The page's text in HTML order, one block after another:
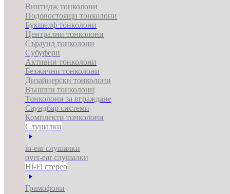
Винтидж тонколони
Подовостоящи тонколони
Букшелф тонколони
Централни тонколони
Съраунд тонколони
Субуфери
Активни тонколони
Безжични тонколони
Дизайнерски тонколони
Външни тонколони
Тонколони за вграждане
Саундбар системи
Комплекти тонколони
Слушалки
in-ear слушалки
over-ear слушалки
Hi-Fi стерео
Грамофони